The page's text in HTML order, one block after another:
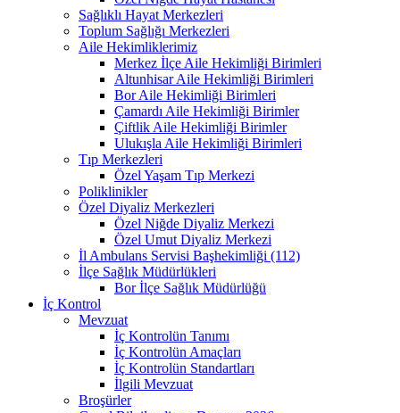
Sağlıklı Hayat Merkezleri
Toplum Sağlığı Merkezleri
Aile Hekimliklerimiz
Merkez İlçe Aile Hekimliği Birimleri
Altunhisar Aile Hekimliği Birimleri
Bor Aile Hekimliği Birimleri
Çamardı Aile Hekimliği Birimler
Çiftlik Aile Hekimliği Birimler
Ulukışla Aile Hekimliği Birimleri
Tıp Merkezleri
Özel Yaşam Tıp Merkezi
Poliklinikler
Özel Diyaliz Merkezleri
Özel Niğde Diyaliz Merkezi
Özel Umut Diyaliz Merkezi
İl Ambulans Servisi Başhekimliği (112)
İlçe Sağlık Müdürlükleri
Bor İlçe Sağlık Müdürlüğü
İç Kontrol
Mevzuat
İç Kontrolün Tanımı
İç Kontrolün Amaçları
İç Kontrolün Standartları
İlgili Mevzuat
Broşürler